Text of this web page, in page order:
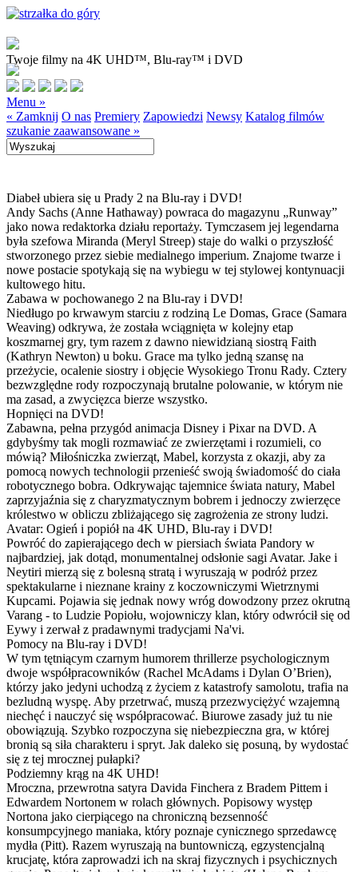
Twoje filmy na 4K UHD™, Blu-ray™ i DVD
Menu »
« Zamknij O nas Premiery Zapowiedzi Newsy Katalog filmów
szukanie zaawansowane »
Diabeł ubiera się u Prady 2 na Blu-ray i DVD!
Andy Sachs (Anne Hathaway) powraca do magazynu „Runway”
jako nowa redaktorka działu reportaży. Tymczasem jej legendarna
była szefowa Miranda (Meryl Streep) staje do walki o przyszłość
stworzonego przez siebie medialnego imperium. Znajome twarze i
nowe postacie spotykają się na wybiegu w tej stylowej kontynuacji
kultowego hitu.
Zabawa w pochowanego 2 na Blu-ray i DVD!
Niedługo po krwawym starciu z rodziną Le Domas, Grace (Samara
Weaving) odkrywa, że została wciągnięta w kolejny etap
koszmarnej gry, tym razem z dawno niewidzianą siostrą Faith
(Kathryn Newton) u boku. Grace ma tylko jedną szansę na
przeżycie, ocalenie siostry i objęcie Wysokiego Tronu Rady. Cztery
bezwzględne rody rozpoczynają brutalne polowanie, w którym nie
ma zasad, a zwycięzca bierze wszystko.
Hopnięci na DVD!
Zabawna, pełna przygód animacja Disney i Pixar na DVD. A
gdybyśmy tak mogli rozmawiać ze zwierzętami i rozumieli, co
mówią? Miłośniczka zwierząt, Mabel, korzysta z okazji, aby za
pomocą nowych technologii przenieść swoją świadomość do ciała
robotycznego bobra. Odkrywając tajemnice świata natury, Mabel
zaprzyjaźnia się z charyzmatycznym bobrem i jednoczy zwierzęce
królestwo w obliczu zbliżającego się zagrożenia ze strony ludzi.
Avatar: Ogień i popiół na 4K UHD, Blu-ray i DVD!
Powróć do zapierającego dech w piersiach świata Pandory w
najbardziej, jak dotąd, monumentalnej odsłonie sagi Avatar. Jake i
Neytiri mierzą się z bolesną stratą i wyruszają w podróż przez
spektakularne i nieznane krainy z koczowniczymi Wietrznymi
Kupcami. Pojawia się jednak nowy wróg dowodzony przez okrutną
Varang - to Ludzie Popiołu, wojowniczy klan, który odwrócił się od
Eywy i zerwał z pradawnymi tradycjami Na'vi.
Pomocy na Blu-ray i DVD!
W tym tętniącym czarnym humorem thrillerze psychologicznym
dwoje współpracowników (Rachel McAdams i Dylan O’Brien),
którzy jako jedyni uchodzą z życiem z katastrofy samolotu, trafia na
bezludną wyspę. Aby przetrwać, muszą przezwyciężyć wzajemną
niechęć i nauczyć się współpracować. Biurowe zasady już tu nie
obowiązują. Szybko rozpoczyna się niebezpieczna gra, w której
bronią są siła charakteru i spryt. Jak daleko się posuną, by wydostać
się z tej mrocznej pułapki?
Podziemny krąg na 4K UHD!
Mroczna, przewrotna satyra Davida Finchera z Bradem Pittem i
Edwardem Nortonem w rolach głównych. Popisowy występ
Nortona jako cierpiącego na chroniczną bezsenność
konsumpcyjnego maniaka, który poznaje cynicznego sprzedawcę
mydła (Pitt). Razem wyruszają na buntowniczą, egzystencjalną
krucjatę, która zaprowadzi ich na skraj fizycznych i psychicznych